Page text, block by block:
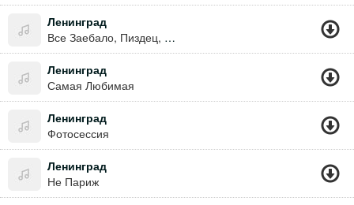
Ленинград
Все Заебало, Пиздец, Нахуй, Блядь!
Ленинград
Самая Любимая
Ленинград
Фотосессия
Ленинград
Не Париж